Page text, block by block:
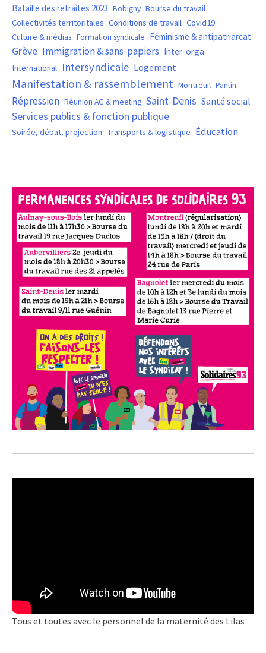
Bataille des retraites 2023 Bobigny Bourse du travail
Collectivités territoritales Conditions de travail Covid19
Culture & médias Formation syndicale Féminisme & antipatriarcat
Grève Immigration & sans-papiers Inter-orga
International Intersyndicale Logement
Manifestation & rassemblement Montreuil Pantin
Répression Réunion AG & meeting Saint-Denis Santé social
Services publics & fonction publique
Soirée, débat, projection Transports & logistique Éducation
Tous et toutes avec le personnel de la maternité des Lilas